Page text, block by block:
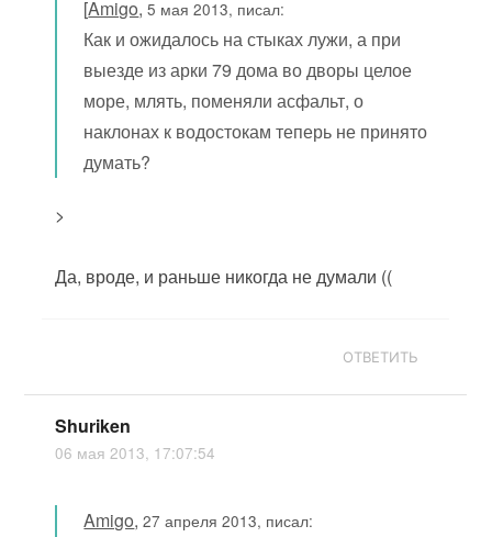
[Amigo,5 мая 2013, писал:
Как и ожидалось на стыках лужи, а при
выезде из арки 79 дома во дворы целое
море, млять, поменяли асфальт, о
наклонах к водостокам теперь не принято
думать?
>
Да, вроде, и раньше никогда не думали ((
ОТВЕТИТЬ
Shuriken
06 мая 2013, 17:07:54
Amigo,27 апреля 2013, писал: